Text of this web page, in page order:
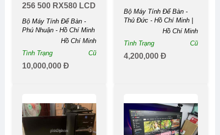
256 500 RX580 LCD
Bộ Máy Tính Để Bàn -
Phú Nhuận - Hồ Chí Minh
| BỘ ĐỒ HỌA 28CPU
RX580 LCD ...
Hồ Chí Minh
Tình Trạng
Cũ
10,000,000 Đ
Bộ Máy Tính Để Bàn -
Thủ Đức - Hồ Chí Minh |
BỘ MÁY GAMING , ĐỒ
Hồ Chí Minh
Tình Trạng
Cũ
4,200,000 Đ